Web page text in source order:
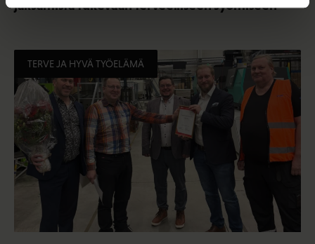
jaksamista tukevaan terveelliseen syömiseen
TERVE JA HYVÄ TYÖELÄMÄ